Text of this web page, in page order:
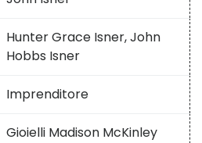
Hunter Grace Isner, John
Hobbs Isner
Imprenditore
Gioielli Madison McKinley